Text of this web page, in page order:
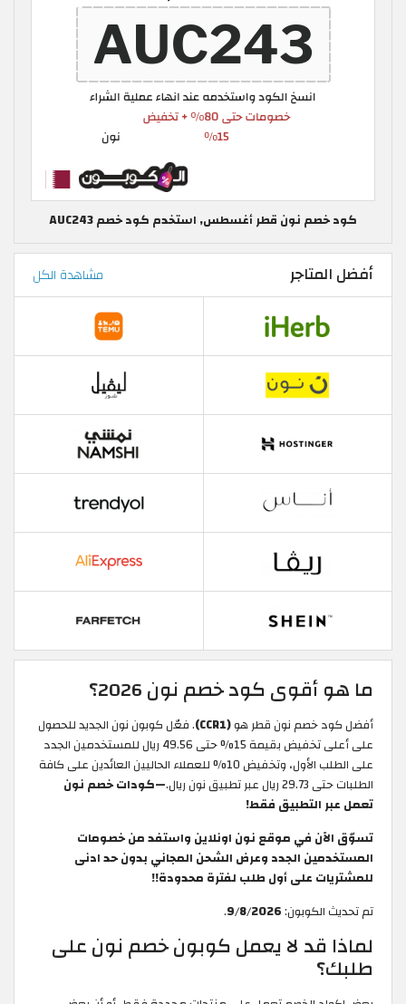
كود خصم نون قطر أغسطس, استخدم كود خصم AUC243
أفضل المتاجر مشاهدة الكل
ما هو أقوى كود خصم نون 2026؟
أفضل كود خصم نون قطر هو(CCR1)
. فعّل كوبون نون الجديد للحصول
على أعلى تخفيض بقيمة 15% حتى 49.56 ريال للمستخدمين الجدد
على الطلب الأول، وتخفيض 10% للعملاء الحاليين العائدين على كافة
الطلبات حتى 29.73 ريال عبر تطبيق نون ريال.
—كودات خصم نون
تعمل عبر التطبيق فقط!
تسوّق الآن في موقع نون اونلاين واستفد من خصومات
المستخدمين الجدد وعرض الشحن المجاني بدون حد ادنى
للمشتريات على أول طلب لفترة محدودة!!
تم تحديث الكوبون:9/8/2026
.
لماذا قد لا يعمل كوبون خصم نون على
طلبك؟